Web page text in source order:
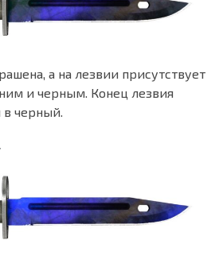
а на лезвии присутствует
и черным. Конец лезвия
черный.